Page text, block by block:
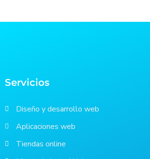
Servicios
Diseño y desarrollo web
Aplicaciones web
Tiendas online